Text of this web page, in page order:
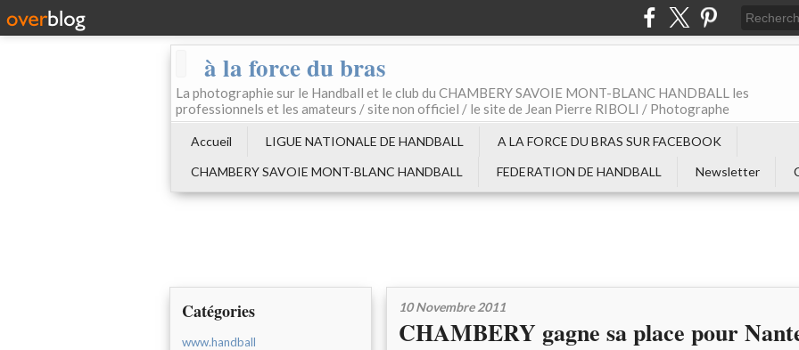
à la force du bras
La photographie sur le Handball et le club du CHAMBERY SAVOIE MONT-BLANC HANDBALL les
professionnels et les amateurs / site non officiel / le site de Jean Pierre RIBOLI / Photographe
Accueil LIGUE NATIONALE DE HANDBALL
A LA FORCE DU BRAS SUR FACEBOOK
CHAMBERY SAVOIE MONT-BLANC HANDBALL
FEDERATION DE HANDBALL Newsletter
Catégories
www.handball
10 Novembre 2011
CHAMBERY gagne sa place pour